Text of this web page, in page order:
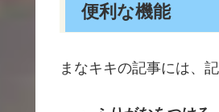
便利な機能
まなキキの記事には、